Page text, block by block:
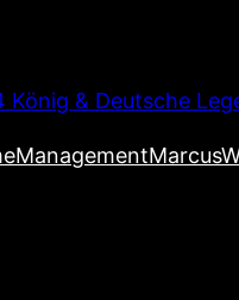
& Deutsche
Management